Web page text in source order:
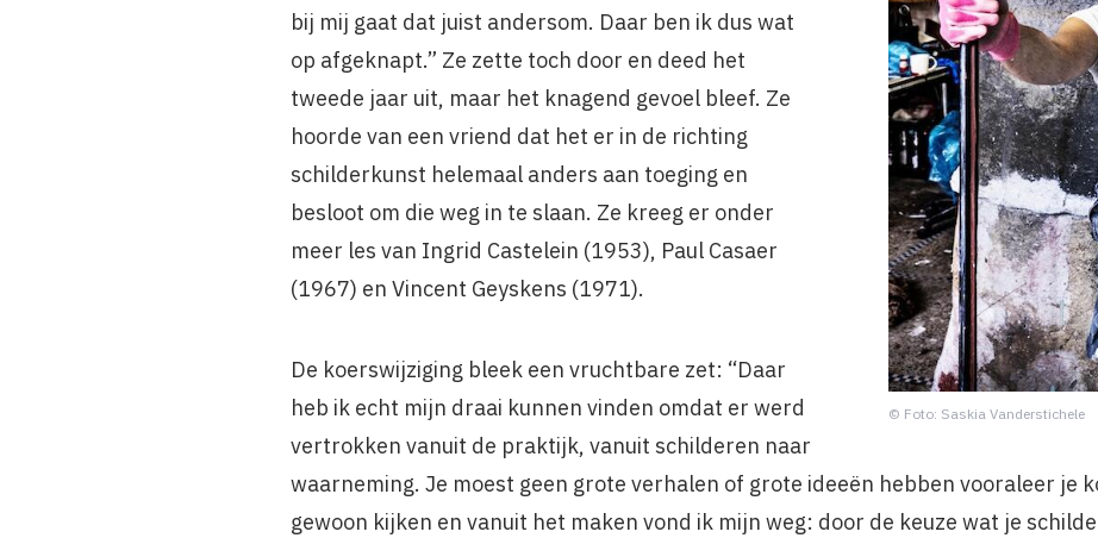
© Foto: Saskia Vanderstichele
bij mij gaat dat juist andersom. Daar ben ik dus wat
op afgeknapt.” Ze zette toch door en deed het
tweede jaar uit, maar het knagend gevoel bleef. Ze
hoorde van een vriend dat het er in de richting
schilderkunst helemaal anders aan toeging en
besloot om die weg in te slaan. Ze kreeg er onder
meer les van Ingrid Castelein (1953), Paul Casaer
(1967) en Vincent Geyskens (1971).
De koerswijziging bleek een vruchtbare zet: “Daar
heb ik echt mijn draai kunnen vinden omdat er werd
vertrokken vanuit de praktijk, vanuit schilderen naar
waarneming. Je moest geen grote verhalen of grote ideeën hebben vooraleer je
gewoon kijken en vanuit het maken vond ik mijn weg: door de keuze wat je